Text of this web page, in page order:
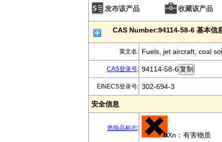
发布该产品 收藏该产品
CAS Number:94114-58-6 基本信
英文名: Fuels, jet aircraft, coal
CAS登录号: 94114-58-6
EINECS登录号: 302-694-3
安全信息
危险品标志:
Xn：有害物质